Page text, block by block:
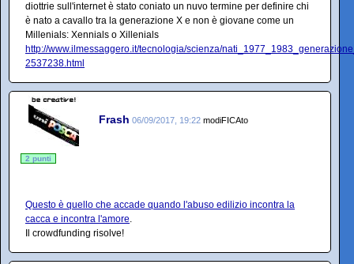
diottrie sull'internet è stato coniato un nuvo termine per definire chi
è nato a cavallo tra la generazione X e non è giovane come un
Millenials: Xennials o Xillenials
http://www.ilmessaggero.it/tecnologia/scienza/
2537238.html
Frash 06/09/2017, 19:22 modiFICAto
2 punti
Questo è quello che accade quando l'abuso edilizio incontra la
cacca e incontra l'amore.
Il crowdfunding risolve!